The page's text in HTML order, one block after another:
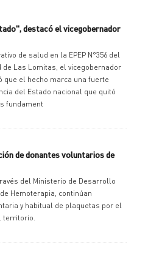
destacó el vicegobernador
de salud en la EPEP N°356 del
Las Lomitas, el vicegobernador
que el hecho marca una fuerte
del Estado nacional que quitó
fundament
de donantes voluntarios de
del Ministerio de Desarrollo
Hemoterapia, continúan
y habitual de plaquetas por el
territorio.